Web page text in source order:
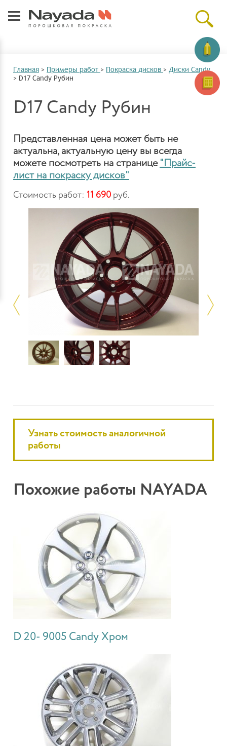
Главная > Примеры работ > Покраска дисков > Диски Candy
> D17 Candy Рубин
D17 Candy Рубин
Представленная цена может быть не
актуальна, актуальную цену вы всегда
можете посмотреть на странице "Прайс-
лист на покраску дисков"
Стоимость работ: 11 690 руб.
Узнать стоимость аналогичной
работы
Похожие работы NAYADA
D 20- 9005 Candy Хром